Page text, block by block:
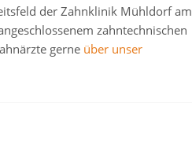
der Zahnklinik Mühldorf am
zahntechnischen
gerne über unser